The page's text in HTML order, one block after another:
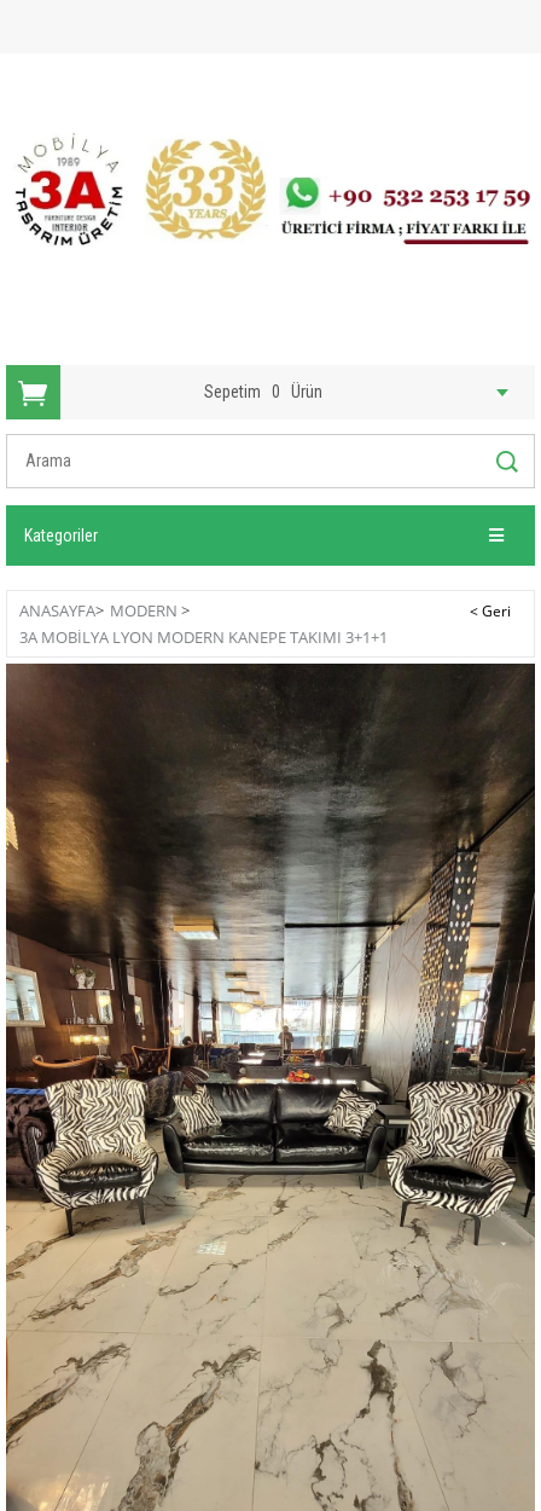
Sepetim 0 Ürün
Kategoriler
ANASAYFA> MODERN >
3A MOBİLYA LYON MODERN KANEPE TAKIMI 3+1+1